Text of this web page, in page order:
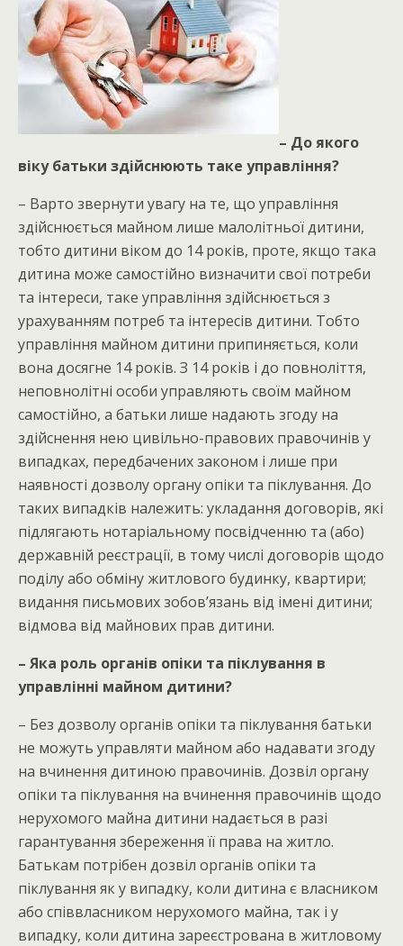
– До якого
віку батьки здійснюють таке управління?
– Варто звернути увагу на те, що управління
здійснюється майном лише малолітньої дитини,
тобто дитини віком до 14 років, проте, якщо така
дитина може самостійно визначити свої потреби
та інтереси, таке управління здійснюється з
урахуванням потреб та інтересів дитини. Тобто
управління майном дитини припиняється, коли
вона досягне 14 років. З 14 років і до повноліття,
неповнолітні особи управляють своїм майном
самостійно, а батьки лише надають згоду на
здійснення нею цивільно-правових правочинів у
випадках, передбачених законом і лише при
наявності дозволу органу опіки та піклування. До
таких випадків належить: укладання договорів, які
підлягають нотаріальному посвідченню та (або)
державній реєстрації, в тому числі договорів щодо
поділу або обміну житлового будинку, квартири;
видання письмових зобов’язань від імені дитини;
відмова від майнових прав дитини.
– Яка роль органів опіки та піклування в
управлінні майном дитини?
– Без дозволу органів опіки та піклування батьки
не можуть управляти майном або надавати згоду
на вчинення дитиною правочинів. Дозвіл органу
опіки та піклування на вчинення правочинів щодо
нерухомого майна дитини надається в разі
гарантування збереження її права на житло.
Батькам потрібен дозвіл органів опіки та
піклування як у випадку, коли дитина є власником
або співвласником нерухомого майна, так і у
випадку, коли дитина зареєстрована в житловому